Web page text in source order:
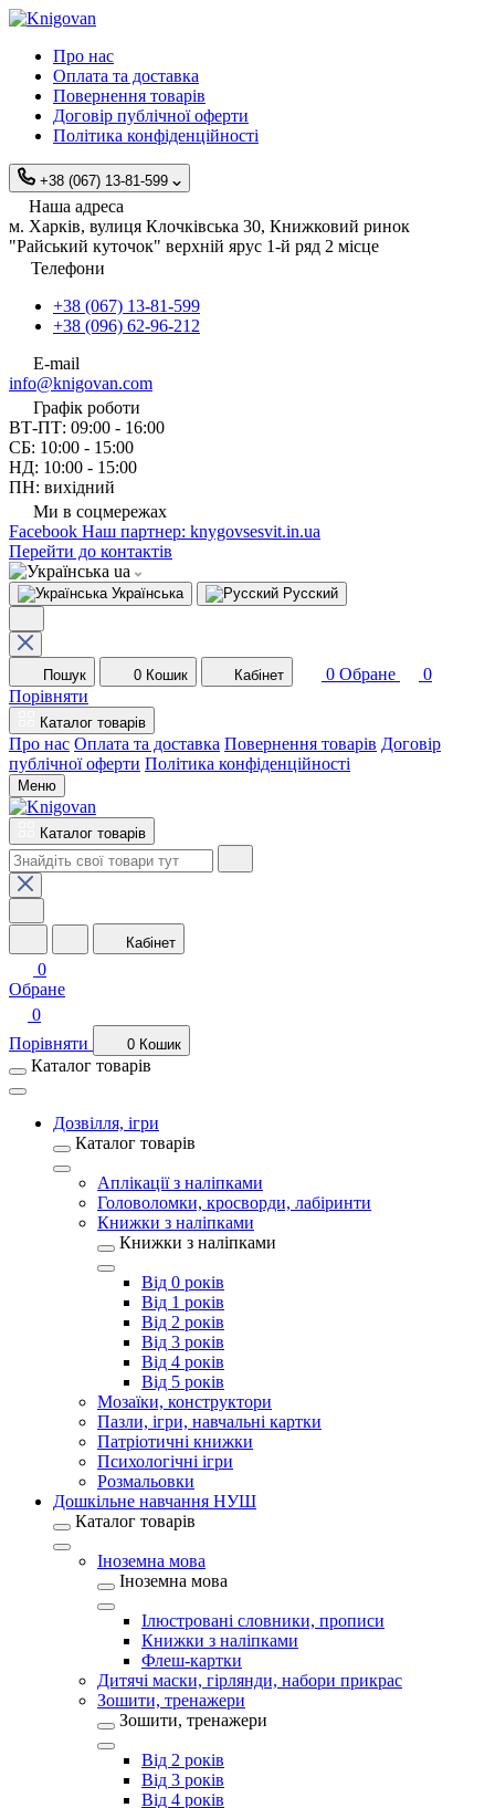
Про нас
Оплата та доставка
Повернення товарів
Договір публічної оферти
Політика конфіденційності
+38 (067) 13-81-599
Наша адреса
м. Харків, вулиця Клочківська 30, Книжковий ринок
"Райський куточок" верхній ярус 1-й ряд 2 місце
Телефони
+38 (067) 13-81-599
+38 (096) 62-96-212
E-mail
info@knigovan.com
Графік роботи
ВТ-ПТ: 09:00 - 16:00
СБ: 10:00 - 15:00
НД: 10:00 - 15:00
ПН: вихідний
Ми в соцмережах
Facebook Наш партнер: knygovsesvit.in.ua
Перейти до контактів
ua
Українська Русский
Пошук 0 Кошик Кабінет 0 Обране
0
Порівняти
Каталог товарів
Про нас Оплата та доставка Повернення товарів Договір
публічної оферти Політика конфіденційності
Меню
Каталог товарів
Кабінет
0
Обране
0
Порівняти
0 Кошик
Каталог товарів
Дозвілля, ігри
Каталог товарів
Аплікації з наліпками
Головоломки, кросворди, лабіринти
Книжки з наліпками
Книжки з наліпками
Від 0 років
Від 1 років
Від 2 років
Від 3 років
Від 4 років
Від 5 років
Мозаїки, конструктори
Пазли, ігри, навчальні картки
Патріотичні книжки
Психологічні ігри
Розмальовки
Дошкільне навчання НУШ
Каталог товарів
Іноземна мова
Іноземна мова
Ілюстровані словники, прописи
Книжки з наліпками
Флеш-картки
Дитячі маски, гірлянди, набори прикрас
Зошити, тренажери
Зошити, тренажери
Від 2 років
Від 3 років
Від 4 років